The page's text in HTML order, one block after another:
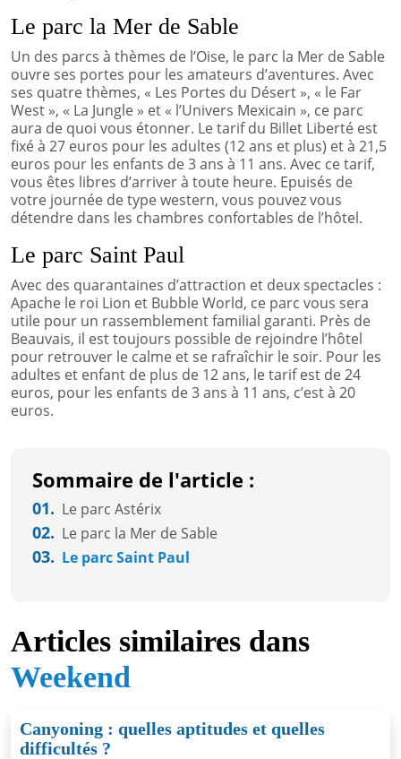
Le parc la Mer de Sable
Un des parcs à thèmes de l’Oise, le parc la Mer de Sable
ouvre ses portes pour les amateurs d’aventures. Avec
ses quatre thèmes, « Les Portes du Désert », « le Far
West », « La Jungle » et « l’Univers Mexicain », ce parc
aura de quoi vous étonner. Le tarif du Billet Liberté est
fixé à 27 euros pour les adultes (12 ans et plus) et à 21,5
euros pour les enfants de 3 ans à 11 ans. Avec ce tarif,
vous êtes libres d’arriver à toute heure. Epuisés de
votre journée de type western, vous pouvez vous
détendre dans les chambres confortables de l’hôtel.
Le parc Saint Paul
Avec des quarantaines d’attraction et deux spectacles :
Apache le roi Lion et Bubble World, ce parc vous sera
utile pour un rassemblement familial garanti. Près de
Beauvais, il est toujours possible de rejoindre l’hôtel
pour retrouver le calme et se rafraîchir le soir. Pour les
adultes et enfant de plus de 12 ans, le tarif est de 24
euros, pour les enfants de 3 ans à 11 ans, c’est à 20
euros.
Sommaire de l'article :
01. Le parc Astérix
02. Le parc la Mer de Sable
03. Le parc Saint Paul
Articles similaires dans
Weekend
Canyoning : quelles aptitudes et quelles
difficultés ?